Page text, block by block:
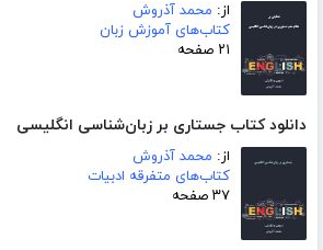
از: محمد آذروش
کتاب‌های آموزش زبان
۲۱ صفحه
دانلود کتاب جستاری بر زبان‌شناسی انگلیسی
از: محمد آذروش
کتاب‌های متفرقه ادبیات
۳۷ صفحه